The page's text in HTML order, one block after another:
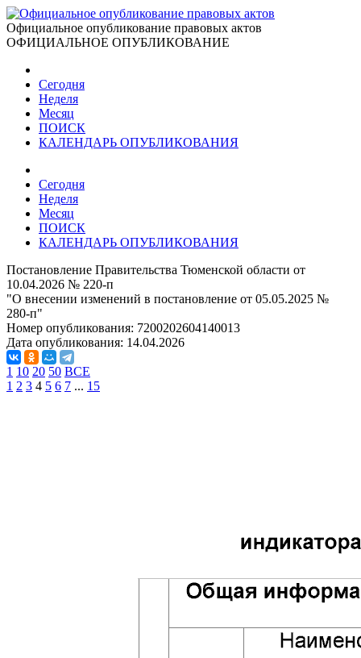
Официальное опубликование правовых актов
ОФИЦИАЛЬНОЕ ОПУБЛИКОВАНИЕ
Сегодня
Неделя
Месяц
ПОИСК
КАЛЕНДАРЬ ОПУБЛИКОВАНИЯ
Сегодня
Неделя
Месяц
ПОИСК
КАЛЕНДАРЬ ОПУБЛИКОВАНИЯ
Постановление Правительства Тюменской области от
10.04.2026 № 220-п
"О внесении изменений в постановление от 05.05.2025 №
280-п"
Номер опубликования: 7200202604140013
Дата опубликования: 14.04.2026
1 10 20 50 ВСЕ
1 2 3 4 5 6 7 ... 15